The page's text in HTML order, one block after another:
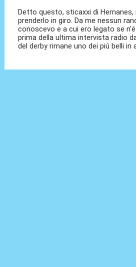
Detto questo, sticaxxi di Hernanes,
prenderlo in giro. Da me nessun
conoscevo e a cui ero legato se
prima della ultima intervista radio
del derby rimane uno dei piú belli in